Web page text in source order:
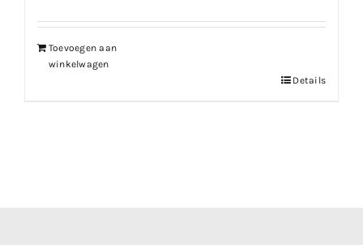
Toevoegen aan
winkelwagen
Details